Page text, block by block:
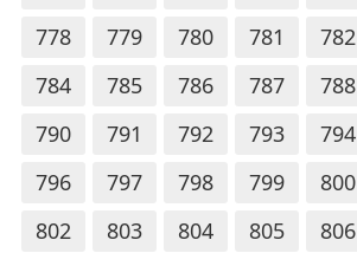
778
779 780 781 782
784
785 786 787 788
790
791 792 793 794
796
797 798 799 800
802
803 804 805 806